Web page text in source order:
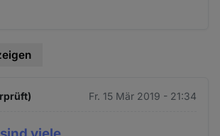
Fr. 15 Mär 2019 - 21:34